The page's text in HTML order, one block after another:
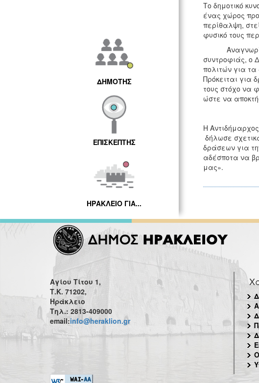
ΔΗΜΟΤΗΣ
ΕΠΙΣΚΕΠΤΗΣ
ΗΡΑΚΛΕΙΟ ΓΙΑ...
Το δημοτικό
ένας χώρος
περίθαλψη,
φυσικό τους
συντροφιάς, ο
πολιτών για
Πρόκειται για
τους στόχο να
ώστε να
Η
δήλωσε
δράσεων για
αδέσποτα να
μας».
Αγίου Τίτου 1,
Τ.Κ. 71202,
Ηράκλειο
Τηλ.: 2813-409000
email:info@heraklion.gr